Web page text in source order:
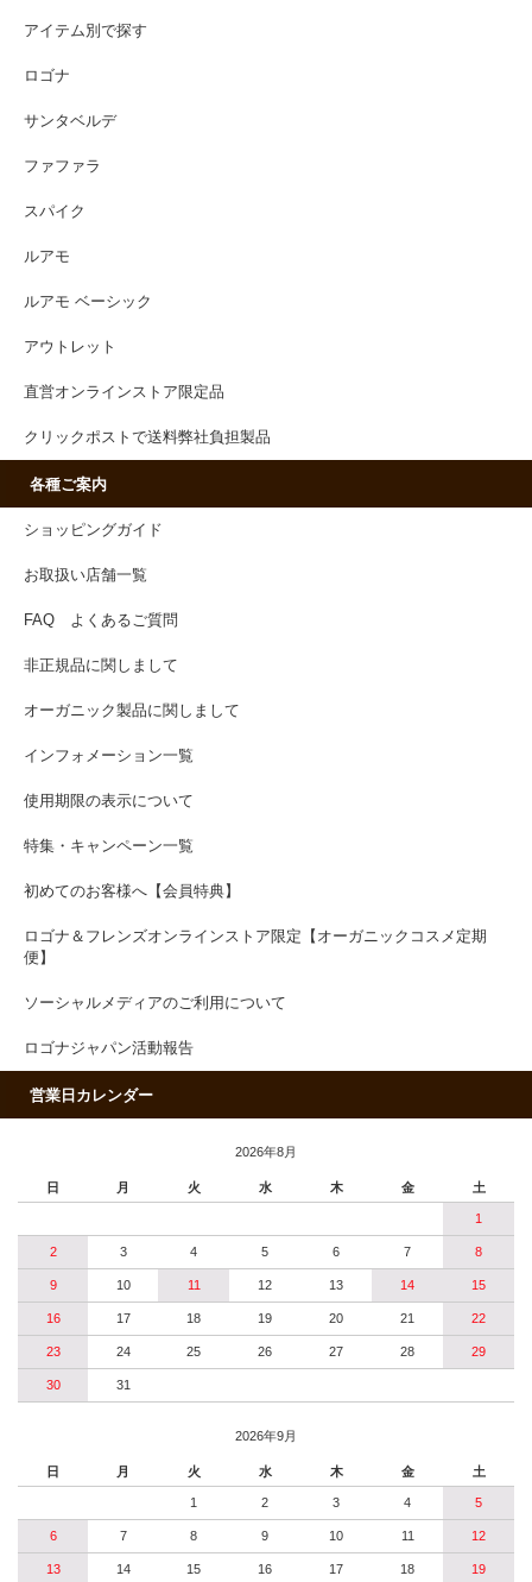
アイテム別で探す
ロゴナ
サンタベルデ
ファファラ
スパイク
ルアモ
ルアモ ベーシック
アウトレット
直営オンラインストア限定品
クリックポストで送料弊社負担製品
各種ご案内
ショッピングガイド
お取扱い店舗一覧
FAQ よくあるご質問
非正規品に関しまして
オーガニック製品に関しまして
インフォメーション一覧
使用期限の表示について
特集・キャンペーン一覧
初めてのお客様へ【会員特典】
ロゴナ＆フレンズオンラインストア限定【オーガニックコスメ定期
便】
ソーシャルメディアのご利用について
ロゴナジャパン活動報告
営業日カレンダー
2026年8月
日 月 火 水 木 金 土
1
2 3 4 5 6 7 8
9 10 11 12 13 14 15
16 17 18 19 20 21 22
23 24 25 26 27 28 29
30 31
2026年9月
日 月 火 水 木 金 土
1 2 3 4 5
6 7 8 9 10 11 12
13 14 15 16 17 18 19